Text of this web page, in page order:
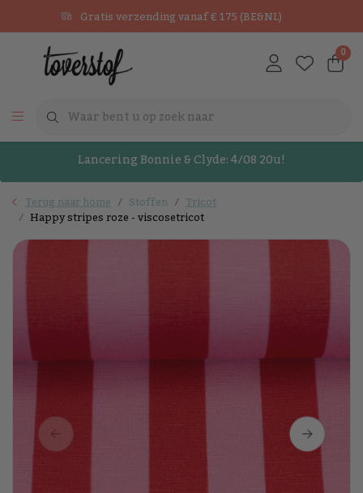
Gratis verzending vanaf € 175 (BE&NL)
0
Lancering Bonnie & Clyde: 4/08 20u!
Terug naar home Stoffen Tricot
Happy stripes roze - viscosetricot